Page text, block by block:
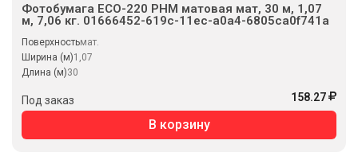
Фотобумага ECO-220 PHM матовая мат, 30 м, 1,07
м, 7,06 кг. 01666452-619c-11ec-a0a4-6805ca0f741a
Поверхностьмат.
Ширина (м)1,07
Длина (м)30
Под заказ 158.27
В корзину